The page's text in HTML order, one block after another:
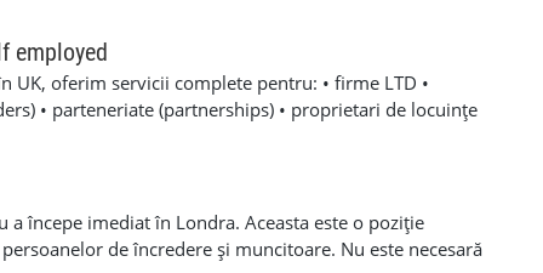
employed
UK, oferim servicii complete pentru: • firme LTD •
• parteneriate (partnerships) • proprietari de locuințe
includ: ✔ Making Tax Digital ✔ Deschidere firmă LTD,
(Payroll) ✔ Contabilitate primară (Bookkeeping) ✔
✔ Recuperare taxe CIS ✔ Calcul și submitere
Accounts ✔ Contabilitate managerială ✔ Business
a începe imediat în Londra. Aceasta este o poziție
de încredere și muncitoare. Nu este necesară